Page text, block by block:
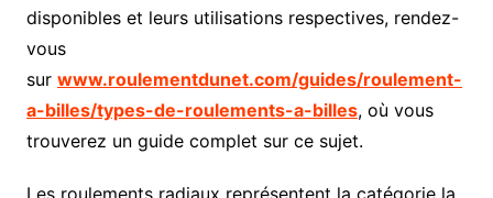
disponibles et leurs utilisations respectives, rendez-
vous
sur www.roulementdunet.com/guides/roulement-
a-billes/types-de-roulements-a-billes, où vous
trouverez un guide complet sur ce sujet.
Les roulements radiaux représentent la catégorie la